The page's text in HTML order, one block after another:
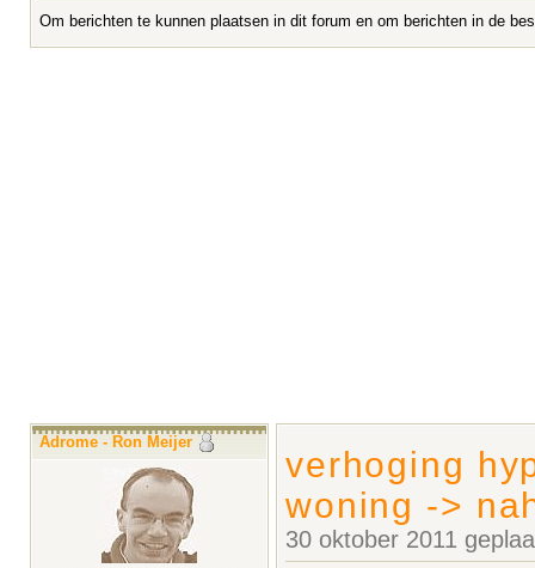
Om berichten te kunnen plaatsen in dit forum en om berichten in de
verhoging
woning ->
30 oktober 2011
Adrome - Ron Meijer